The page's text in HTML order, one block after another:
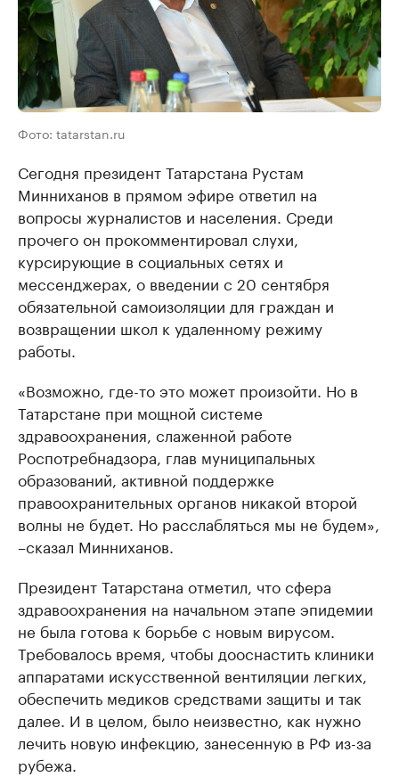
Фото: tatarstan.ru
Сегодня президент Татарстана Рустам
Минниханов в прямом эфире ответил на
вопросы журналистов и населения. Среди
прочего он прокомментировал слухи,
курсирующие в социальных сетях и
мессенджерах, о введении с 20 сентября
обязательной самоизоляции для граждан и
возвращении школ к удаленному режиму
работы.
«Возможно, где-то это может произойти. Но в
Татарстане при мощной системе
здравоохранения, слаженной работе
Роспотребнадзора, глав муниципальных
образований, активной поддержке
правоохранительных органов никакой второй
волны не будет. Но расслабляться мы не будем»,
–сказал Минниханов.
Президент Татарстана отметил, что сфера
здравоохранения на начальном этапе эпидемии
не была готова к борьбе с новым вирусом.
Требовалось время, чтобы дооснастить клиники
аппаратами искусственной вентиляции легких,
обеспечить медиков средствами защиты и так
далее. И в целом, было неизвестно, как нужно
лечить новую инфекцию, занесенную в РФ из-за
рубежа.